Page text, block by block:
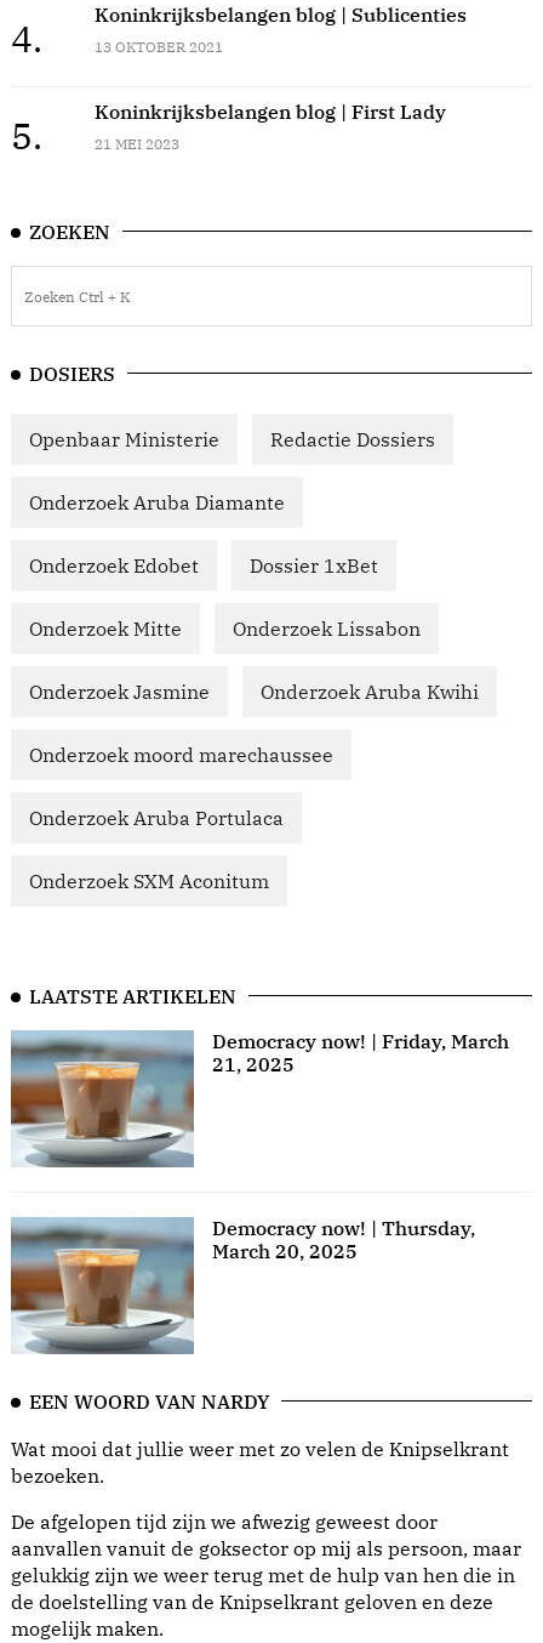
4.
Koninkrijksbelangen blog | Sublicenties
13 OKTOBER 2021
5.
Koninkrijksbelangen blog | First Lady
21 MEI 2023
ZOEKEN
DOSIERS
Openbaar Ministerie Redactie Dossiers
Onderzoek Aruba Diamante
Onderzoek Edobet Dossier 1xBet
Onderzoek Mitte Onderzoek Lissabon
Onderzoek Jasmine Onderzoek Aruba Kwihi
Onderzoek moord marechaussee
Onderzoek Aruba Portulaca
Onderzoek SXM Aconitum
LAATSTE ARTIKELEN
Democracy now! | Friday, March
21, 2025
Democracy now! | Thursday,
March 20, 2025
EEN WOORD VAN NARDY
Wat mooi dat jullie weer met zo velen de Knipselkrant
bezoeken.
De afgelopen tijd zijn we afwezig geweest door
aanvallen vanuit de goksector op mij als persoon, maar
gelukkig zijn we weer terug met de hulp van hen die in
de doelstelling van de Knipselkrant geloven en deze
mogelijk maken.